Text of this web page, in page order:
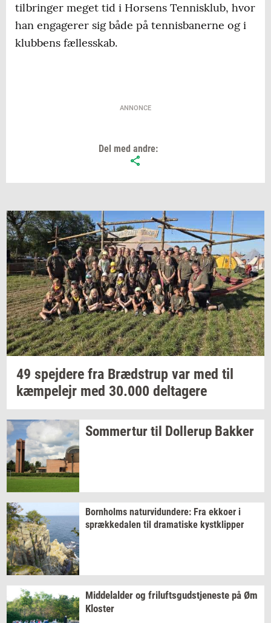
tilbringer meget tid i Horsens Tennisklub, hvor
han engagerer sig både på tennisbanerne og i
klubbens fællesskab.
ANNONCE
Del med andre:
49 spej­de­re fra Bræd­strup var med til
kæm­pe­lejr med 30.000 del­ta­ge­re
Som­mer­turtil Dol­lerup Bak­ker
Born­holms na­tur­vi­dun­de­re: Fra ek­ko­er i
spræk­ke­da­len til dra­ma­ti­ske kyst­klip­per
Mid­delal­der og fril­ufts­gud­stje­ne­ste på Øm
Klo­ster